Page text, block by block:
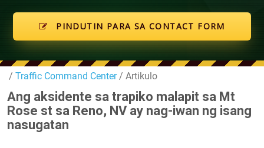
PINDUTIN PARA SA CONTACT FORM
/ Traffic Command Center/ Artikulo
Ang aksidente sa trapiko malapit sa Mt
Rose st sa Reno, NV ay nag-iwan ng isang
nasugatan